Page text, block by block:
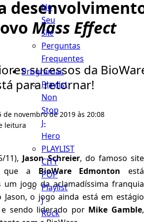
No
Seu
Site
Perguntas
Frequentes
Programas
Playlist
Non
Stop
J-
Hero
PLAYLIST
CITY
POP
Playlist
J
Rock
Mass Effect
sucessos da
para retornar!
de novembro de 2019 às 20:08
leitura
11), Jason Schreier, do famoso site
que a BioWare Edmonton está
um jogo da aclamadíssima franquia
Jason, o jogo ainda está em estágio
sendo liderado por Mike Gamble,